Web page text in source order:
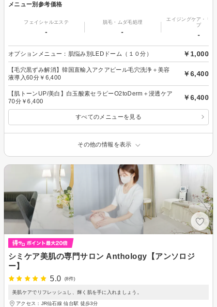
メニュー別参考価格
フェイシャルエステ
-
脱毛・ムダ毛処理
-
エイジングケア・リ
プ
-
オプションメニュー：肌悩み別LEDドーム（１０分） ￥1,000
【毛穴黒ずみ解消】韓国直輸入アクアピール毛穴洗浄＋美容
液導入60分￥6,400
￥6,400
【肌トーンUP/美白】白玉酸素セラピーO2toDerm＋浸透ケア
70分￥6,400
￥6,400
すべてのメニューを見る
その他の情報を表示
シミケア美肌の専門サロン Anthology【アンソロジ
ー】
5.0
(8件)
美肌ケアでリフレッシュし、輝く肌を手に入れましょう。
アクセス：JR仙石線 仙台駅 徒歩3分